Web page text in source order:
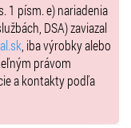
1 písm. e) nariadenia
DSA) zaviazal
, iba výrobky alebo
právom
a kontakty podľa